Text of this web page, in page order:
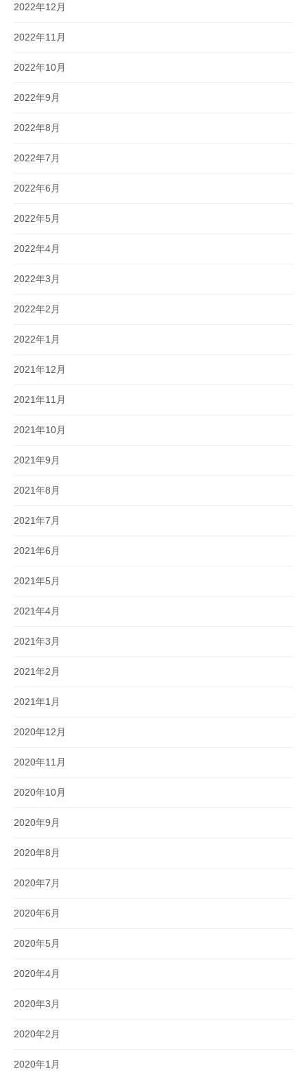
2022年12月
2022年11月
2022年10月
2022年9月
2022年8月
2022年7月
2022年6月
2022年5月
2022年4月
2022年3月
2022年2月
2022年1月
2021年12月
2021年11月
2021年10月
2021年9月
2021年8月
2021年7月
2021年6月
2021年5月
2021年4月
2021年3月
2021年2月
2021年1月
2020年12月
2020年11月
2020年10月
2020年9月
2020年8月
2020年7月
2020年6月
2020年5月
2020年4月
2020年3月
2020年2月
2020年1月